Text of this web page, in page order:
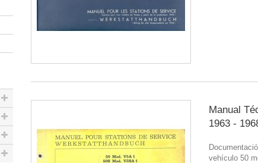
Manual
1963 -
vehículo 50